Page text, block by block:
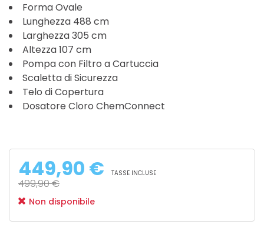
Forma Ovale
Lunghezza 488 cm
Larghezza 305 cm
Altezza 107 cm
Pompa con Filtro a Cartuccia
Scaletta di Sicurezza
Telo di Copertura
Dosatore Cloro ChemConnect
449,90 € TASSE INCLUSE
499,90 €
Non disponibile